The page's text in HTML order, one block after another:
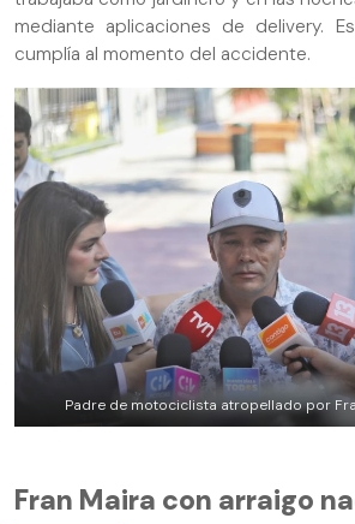
mediante aplicaciones de delivery.
cumplía al momento del accidente.
Padre de motociclista atropellado por
Fran Maira con arraigo